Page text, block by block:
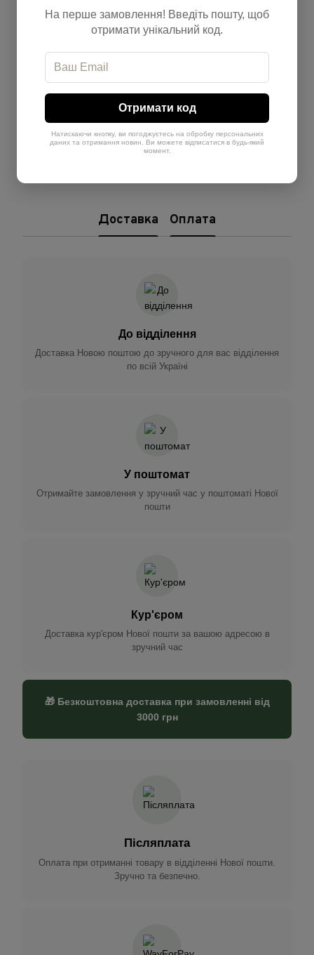
Додайте перший відгук
Доставка Оплата
До відділення
Доставка Новою поштою до зручного для вас відділення
по всій Україні
У поштомат
Отримайте замовлення у зручний час у поштоматі Нової
пошти
Кур'єром
Доставка кур'єром Нової пошти за вашою адресою в
зручний час
🎁 Безкоштовна доставка при замовленні від
3000 грн
Післяплата
Оплата при отриманні товару в відділенні Нової пошти.
Зручно та безпечно.
На перше замовлення! Введіть пошту, щоб
отримати унікальний код.
Отримати код
Натискаючи кнопку, ви погоджуєтесь на обробку персональних
даних та отримання новин. Ви можете відписатися в будь-який
момент.